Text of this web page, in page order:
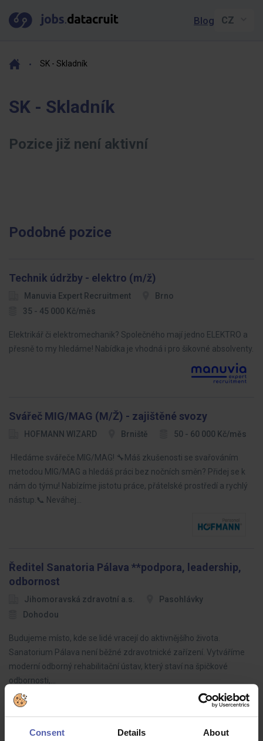
Consent Details About
Blog
SK - Skladník
SK - Skladník
Pozice již není aktivní
Podobné pozice
Technik údržby - elektro (m/ž)
Manuvia Expert Recruitment
Brno
35 - 45 000 Kč/měs
Elektrikář či elektromechanik? Společného mají jedno ELEKTRO a
přesně to my hledáme! Nabídka je vhodná i pro šikovné absolventy.
Svářeč MIG/MAG (M/Ž) - zajištěné svozy
HOFMANN WIZARD Brniště 50 - 60 000 Kč/měs
Hledáme svářeče MIG/MAG! 🔧Máš zkušenosti se svařováním
metodou MIG/MAG a hledáš práci bez nočních směn? Přidej se k
nám do týmu! Nabízíme jistotu práce, přátelské prostředí a rychlý
nástup.📞 Neváhej…
Ředitel Sanatoria Pálava **podpora, leadership,
odbornost
Jihomoravská zdravotní a.s.
Pasohlávky
Dohodou
Budujeme místo, kde se lidé vracejí do aktivnějšího života.
Sanatorium Pálava není běžné zdravotnické zařízení. Vytváříme
moderní odborný rehabilitační ústav, který staví na špičkové
odbornosti,…